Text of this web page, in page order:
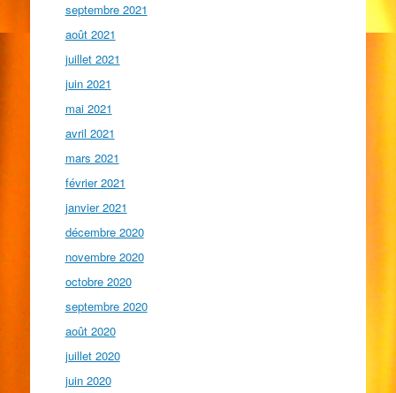
septembre 2021
août 2021
juillet 2021
juin 2021
mai 2021
avril 2021
mars 2021
février 2021
janvier 2021
décembre 2020
novembre 2020
octobre 2020
septembre 2020
août 2020
juillet 2020
juin 2020